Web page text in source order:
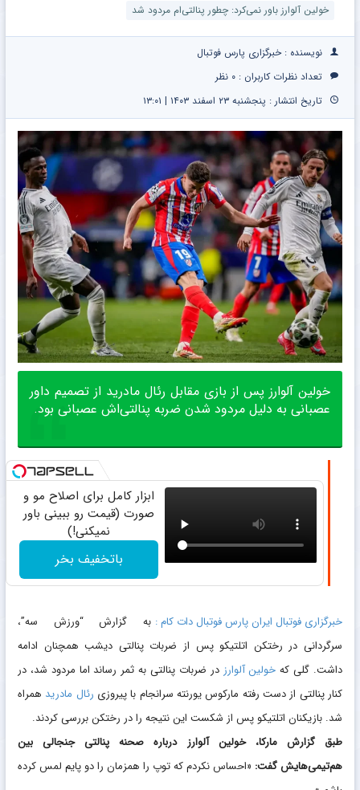
کن
خولین آلوارز باور نمی‌کرد: چطور پنالتی‌ام مردود شد
نویسنده : خبرگزاری پارس فوتبال
تعداد نظرات کاربران : ۰ نظر
تاریخ انتشار : پنجشنبه ۲۳ اسفند ۱۴۰۳ | ۱۳:۰۱
خولین آلوارز پس از بازی مقابل رئال مادرید از تصمیم داور
عصبانی به دلیل مردود شدن ضربه پنالتی‌اش عصبانی بود.
ابزار کامل برای اصلاح مو و
صورت (قیمت رو ببینی باور
نمیکنی!)
باتخفیف بخر
خبرگزاری فوتبال ایران پارس فوتبال دات کام : به گزارش “ورزش سه”،
سرگردانی در رختکن اتلتیکو پس از ضربات پنالتی دیشب همچنان ادامه
داشت. گلی که خولین آلوارز در ضربات پنالتی به ثمر رساند اما مردود شد، در
کنار پنالتی از دست رفته مارکوس یورنته سرانجام با پیروزی رئال مادرید همراه
شد. بازیکنان اتلتیکو پس از شکست این نتیجه را در رختکن بررسی کردند.
طبق گزارش مارکا، خولین آلوارز درباره صحنه پنالتی جنجالی بین
هم‌تیمی‌هایش گفت: «احساس نکردم که توپ را همزمان را دو پایم لمس کرده‌